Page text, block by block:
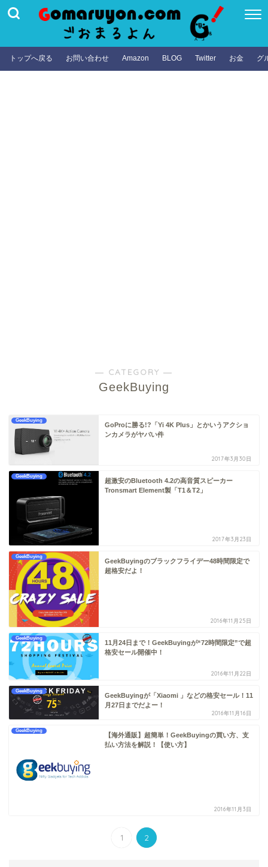
トップへ戻る お問い合わせ Amazon BLOG Twitter お金 グ
― CATEGORY ―
GeekBuying
GeekBuying
GoProに勝る!?「Yi 4K Plus」とかいうアクショ
ンカメラがヤバい件
2017年3月30日
GeekBuying
超激安のBluetooth 4.2の高音質スピーカー
Tronsmart Element製「T1＆T2」
2017年3月23日
GeekBuying
GeekBuyingのブラックフライデー48時間限定で
超格安だよ！
2016年11月25日
GeekBuying
11月24日まで！GeekBuyingが“72時間限定”で超
格安セール開催中！
2016年11月22日
GeekBuying
GeekBuyingが「Xiaomi 」などの格安セール！11
月27日までだよー！
2016年11月16日
GeekBuying
【海外通販】超簡単！GeekBuyingの買い方、支
払い方法を解説！【使い方】
2016年11月3日
1 2